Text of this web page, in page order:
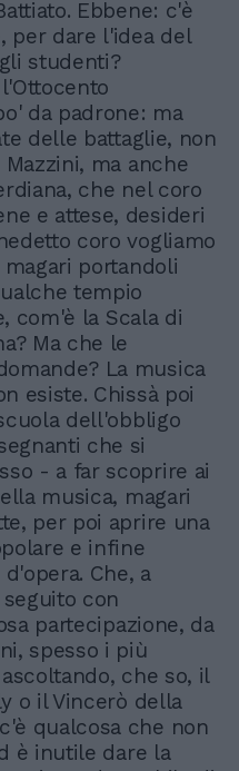
Ebbene: c'è
per dare l'idea del
studenti?
da padrone: ma
delle battaglie, non
ma anche
che nel coro
e attese, desideri
coro vogliamo
portandoli
tempio
com'è la Scala di
Ma che le
La musica
esiste. Chissà poi
dell'obbligo
che si
- a far scoprire ai
musica, magari
per poi aprire una
e infine
Che, a
con
partecipazione, da
spesso i più
che so, il
o il Vincerò della
qualcosa che non
è inutile dare la